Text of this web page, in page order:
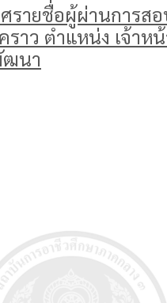
รายชื่อผู้ผ่านการส
ราว ตำแหน่ง เจ้าห
ฒนา